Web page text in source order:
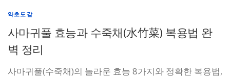
약초도감
사마귀풀 효능과 수죽채(水竹菜) 복용법 완
벽 정리
사마귀풀(수죽채)의 놀라운 효능 8가지와 정확한 복용법,